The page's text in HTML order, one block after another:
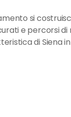
si
e percorsi di
di Siena in